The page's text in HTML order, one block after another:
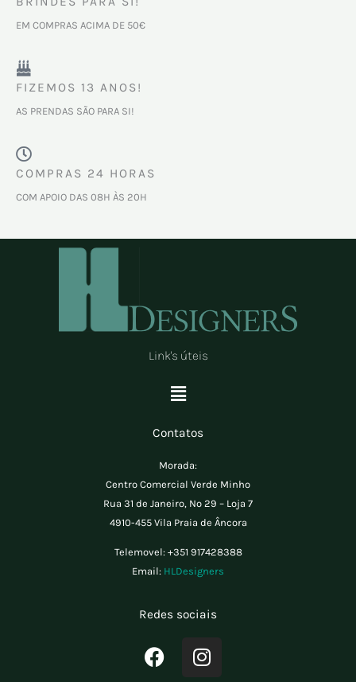
EM COMPRAS ACIMA DE 50€
FIZEMOS 13 ANOS!
AS PRENDAS SÃO PARA SI!
COMPRAS 24 HORAS
COM APOIO DAS 08H ÀS 20H
Link's úteis
Menu
Contatos
Morada:
Centro Comercial Verde Minho
Rua 31 de Janeiro, Nº 29 – Loja 7
4910-455 Vila Praia de Âncora
Telemovel: +351 917428388
Email: HLDesigners
Redes sociais
F
a
I
n